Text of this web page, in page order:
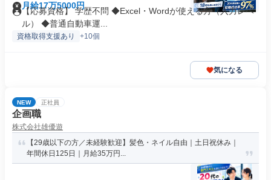
月給17万5000円
【応募資格】 学歴不問 ◆Excel・Wordが使える方（入力レベ
ル） ◆普通自動車運...
資格取得支援あり +10個
気になる
NEW 正社員
企画職
株式会社雄優遊
【29歳以下の方／未経験歓迎】髪色・ネイル自由｜土日祝休み｜
年間休日125日｜月給35万円...